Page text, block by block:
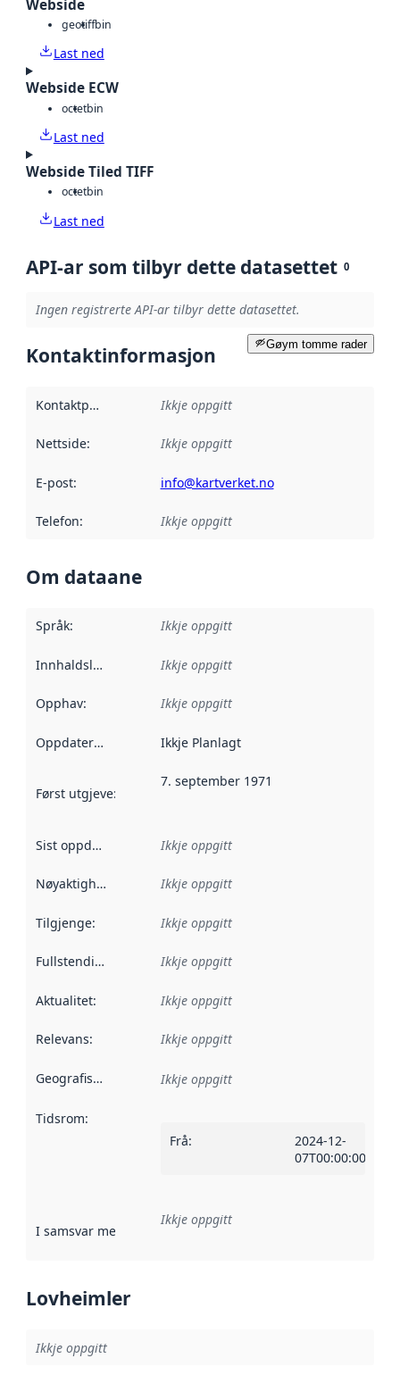
Webside
geotiffbin
Last ned
Webside ECW
octetbin
Last ned
Webside Tiled TIFF
octetbin
Last ned
API-ar som tilbyr dette datasettet 0
Ingen registrerte API-ar tilbyr dette datasettet.
Gøym tomme rader
Kontaktinformasjon
Kontaktpunkt Ikkje oppgitt
Nettside: Ikkje oppgitt
E-post: info@kartverket.no
Telefon: Ikkje oppgitt
Om dataane
Språk: Ikkje oppgitt
Innhaldsleverandørar :
Ikkje oppgitt
Opphav: Ikkje oppgitt
Oppdateringsfrekvens :
Ikkje Planlagt
Først utgjeve: Denne datoen seier når dataa i dette
7. september 1971
Sist oppdatert Ikkje oppgitt
Nøyaktigheit Ikkje oppgitt
Tilgjenge: Ikkje oppgitt
Fullstendigheit Ikkje oppgitt
Aktualitet: Ikkje oppgitt
Relevans: Ikkje oppgitt
Geografisk område Ikkje oppgitt
Tidsrom:
Frå:
2024-12-
07T00:00:00Z
I samsvar med Referanse til ei implementeringsregel eller
Ikkje oppgitt
Lovheimler
Ikkje oppgitt